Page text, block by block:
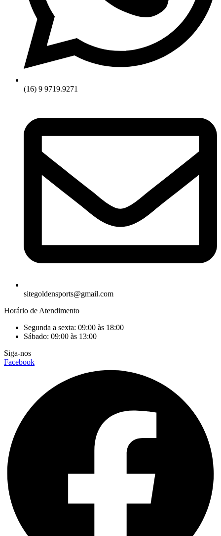
(16) 9 9719.9271
sitegoldensports@gmail.com
Horário de Atendimento
Segunda a sexta: 09:00 às 18:00
Sábado: 09:00 às 13:00
Siga-nos
Facebook